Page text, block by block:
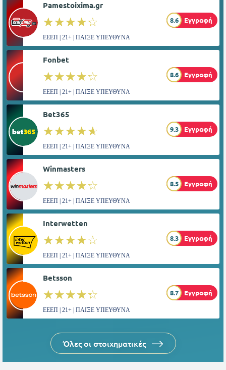
Pamestoixima.gr
☆☆☆☆☆
★★★★★ 8.6 Εγγραφή
ΕΕΕΠ | 21+ | ΠΑΙΞΕ ΥΠΕΥΘΥΝΑ
Fonbet
☆☆☆☆☆
★★★★★ 8.6 Εγγραφή
ΕΕΕΠ | 21+ | ΠΑΙΞΕ ΥΠΕΥΘΥΝΑ
Bet365
☆☆☆☆☆
★★★★★ 9.3 Εγγραφή
ΕΕΕΠ | 21+ | ΠΑΙΞΕ ΥΠΕΥΘΥΝΑ
Winmasters
☆☆☆☆☆
★★★★★ 8.5 Εγγραφή
ΕΕΕΠ | 21+ | ΠΑΙΞΕ ΥΠΕΥΘΥΝΑ
Interwetten
☆☆☆☆☆
★★★★★ 8.3 Εγγραφή
ΕΕΕΠ | 21+ | ΠΑΙΞΕ ΥΠΕΥΘΥΝΑ
Betsson
☆☆☆☆☆
★★★★★ 8.7 Εγγραφή
ΕΕΕΠ | 21+ | ΠΑΙΞΕ ΥΠΕΥΘΥΝΑ
Όλες οι στοιχηματικές